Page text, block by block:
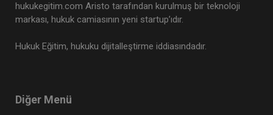
hukukegitim.com Aristo tarafından kurulmuş bir teknoloji
markası, hukuk camiasının yeni startup’ıdır.
Hukuk Eğitim, hukuku dijitalleştirme iddiasındadır.
Diğer Menü